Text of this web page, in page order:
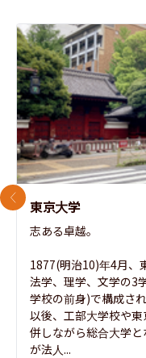
東京大学
志ある卓越。
1877(明治10)年4月、
法学、理学、文学の3
学校の前身)で構成さ
以後、工部大学校や
併しながら総合大学
が法人...
前のスライド